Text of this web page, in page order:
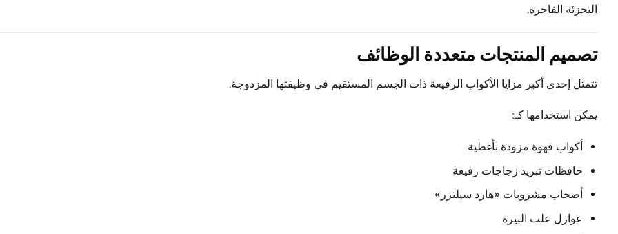
التجزئة الفاخرة.
تصميم المنتجات متعددة الوظائف
تتمثل إحدى أكبر مزايا الأكواب الرفيعة ذات الجسم المستقيم في وظيفتها المزدوجة.
يمكن استخدامها كـ:
أكواب قهوة مزودة بأغطية
حافظات تبريد زجاجات رفيعة
أصحاب مشروبات «هارد سيلتزر»
عوازل علب البيرة